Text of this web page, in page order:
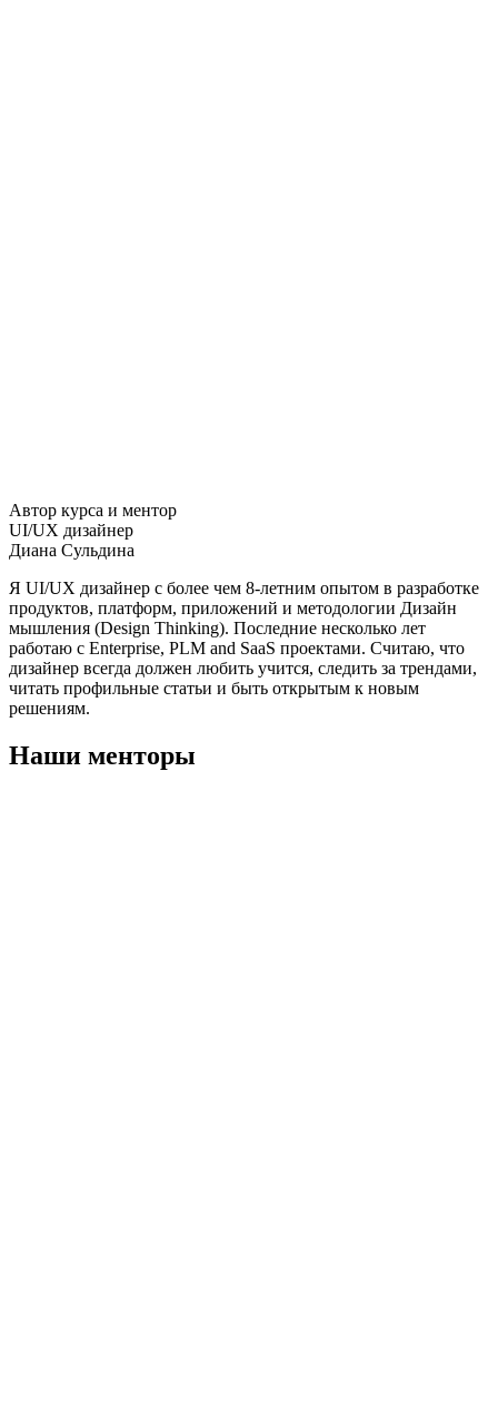
Автор курса и ментор
UI/UX дизайнер
Диана Сульдина
Я UI/UX дизайнер с более чем 8-летним опытом в разработке
продуктов, платформ, приложений и методологии Дизайн
мышления (Design Thinking). Последние несколько лет
работаю c Enterprise, PLM and SaaS проектами. Считаю, что
дизайнер всегда должен любить учится, следить за трендами,
читать профильные статьи и быть открытым к новым
решениям.
Наши менторы